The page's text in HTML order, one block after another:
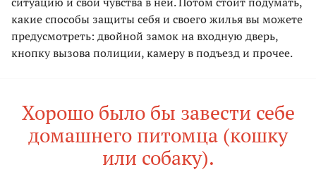
какие способы защиты себя и своего жилья вы можете
предусмотреть: двойной замок на входную дверь,
кнопку вызова полиции, камеру в подъезд и прочее.
Хорошо было бы завести себе
домашнего питомца (кошку
или собаку).